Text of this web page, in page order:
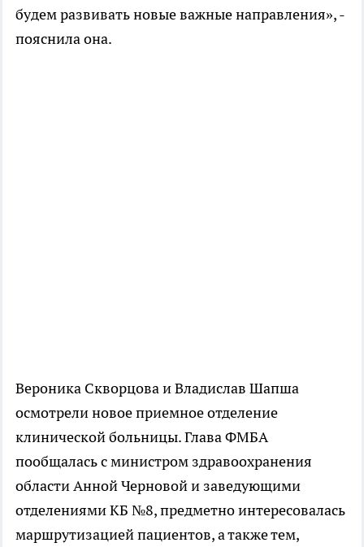
будем развивать новые важные направления», -
пояснила она.
Вероника Скворцова и Владислав Шапша
осмотрели новое приемное отделение
клинической больницы. Глава ФМБА
пообщалась с министром здравоохранения
области Анной Черновой и заведующими
отделениями КБ №8, предметно интересовалась
маршрутизацией пациентов, а также тем,